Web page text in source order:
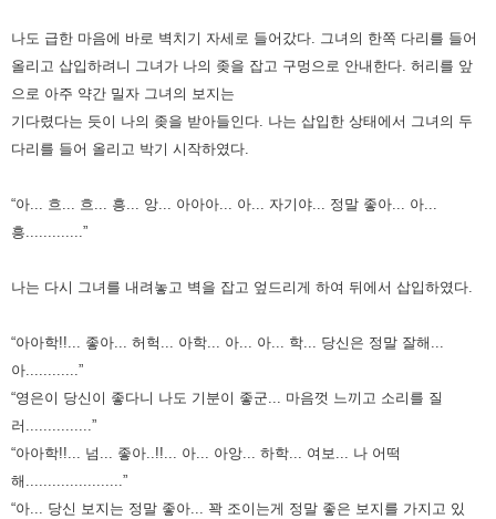
나도 급한 마음에 바로 벽치기 자세로 들어갔다.
그녀의 한쪽 다리를 들어
올리고 삽입하려니 그녀가 나의 좆을 잡고 구멍으로 안내한다. 허리를 앞
으로 아주 약간 밀자 그녀의 보지는
기다렸다는 듯이 나의 좆을 받아들인다. 나는 삽입한 상태에서 그녀의 두
다리를 들어 올리고 박기 시작하였다.
“아... 흐... 흐... 흥... 앙... 아아아... 아... 자기야... 정말 좋아... 아...
흥.............”
나는 다시 그녀를 내려놓고 벽을 잡고 엎드리게 하여 뒤에서 삽입하였다.
“아아학!!... 좋아... 허헉... 아학... 아... 아... 학... 당신은 정말 잘해...
아............”
“영은이 당신이 좋다니 나도 기분이 좋군... 마음껏 느끼고 소리를 질
러...............”
“아아학!!... 넘... 좋아..!!... 아... 아앙... 하학... 여보... 나 어떡
해......................”
“아... 당신 보지는 정말 좋아... 꽉 조이는게 정말 좋은 보지를 가지고 있